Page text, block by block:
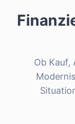
Ob Kauf,